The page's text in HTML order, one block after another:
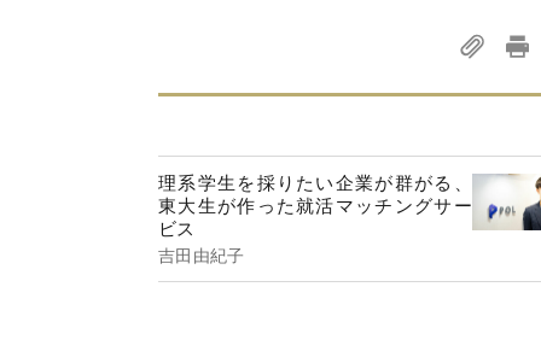
理系学生を採りたい企業が群がる、
東大生が作った就活マッチングサー
ビス
吉田由紀子